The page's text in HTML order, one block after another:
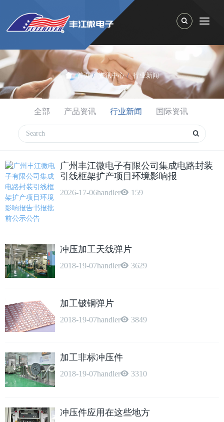
Toggle Search
首页 资讯中心 行业新闻
全部 产品资讯 行业新闻 国际资讯
广州丰江微电子有限公司集成电路封装
引线框架扩产项目环境影响报
2026-17-06handler 159
冲压加工天线弹片
2018-19-07handler 3629
加工铍铜弹片
2018-19-07handler 3849
加工非标冲压件
2018-19-07handler 3310
冲压件应用在这些地方